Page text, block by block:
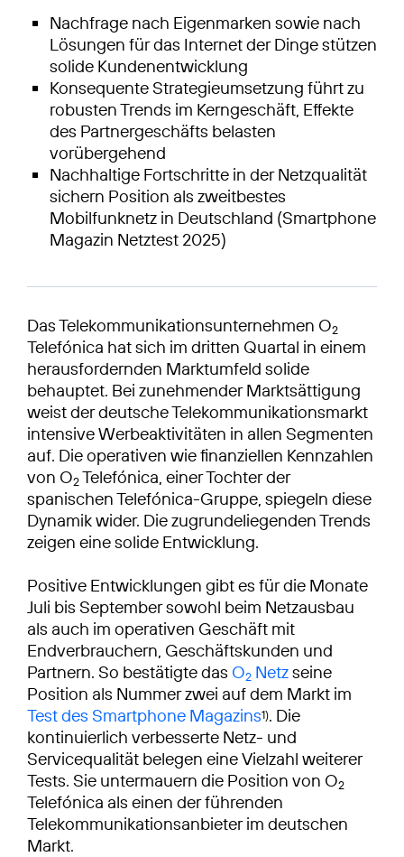
Nachfrage nach Eigenmarken sowie nach
Lösungen für das Internet der Dinge stützen
solide Kundenentwicklung
Konsequente Strategieumsetzung führt zu
robusten Trends im Kerngeschäft, Effekte
des Partnergeschäfts belasten
vorübergehend
Nachhaltige Fortschritte in der Netzqualität
sichern Position als zweitbestes
Mobilfunknetz in Deutschland (Smartphone
Magazin Netztest 2025)
Das Telekommunikationsunternehmen O2
Telefónica hat sich im dritten Quartal in einem
herausfordernden Marktumfeld solide
behauptet. Bei zunehmender Marktsättigung
weist der deutsche Telekommunikationsmarkt
intensive Werbeaktivitäten in allen Segmenten
auf. Die operativen wie finanziellen Kennzahlen
von O2Telefónica, einer Tochter der
spanischen Telefónica-Gruppe, spiegeln diese
Dynamik wider. Die zugrundeliegenden Trends
zeigen eine solide Entwicklung.
Positive Entwicklungen gibt es für die Monate
Juli bis September sowohl beim Netzausbau
als auch im operativen Geschäft mit
Endverbrauchern, Geschäftskunden und
Partnern. So bestätigte das O2 Netzseine
Position als Nummer zwei auf dem Markt im
Test des Smartphone Magazins1). Die
kontinuierlich verbesserte Netz- und
Servicequalität belegen eine Vielzahl weiterer
Tests. Sie untermauern die Position von O2
Telefónica als einen der führenden
Telekommunikationsanbieter im deutschen
Markt.